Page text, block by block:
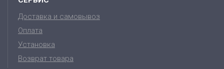
Доставка и самовывоз
Оплата
Установка
Возврат товара